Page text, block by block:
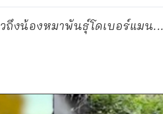
งน้องหมาพันธุ์โดเบอร์แมน...